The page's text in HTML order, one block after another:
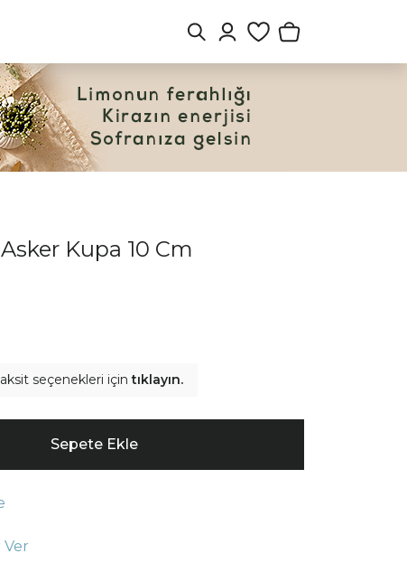
Kupa 10 Cm
seçenekleri içintıklayın.
Sepete Ekle
Ver